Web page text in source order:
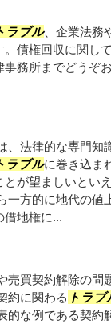
ラブル、企業法務
債権回収に関し
務所までどうぞ
、法律的な専門知
ラブルに巻き込ま
が望ましいとい
一方的に地代の値
借地権に...
売買契約解除の問
約に関わる トラブ
的な例である契約